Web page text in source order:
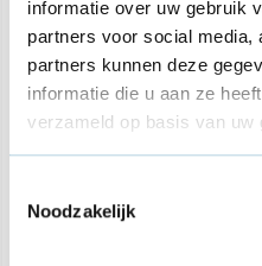
informatie over uw gebruik
partners voor social media,
partners kunnen deze
informatie die u aan ze
verzameld op basis van
Noodzakelijk
€ 12,95
USB-A
Vermogen:5 Volt